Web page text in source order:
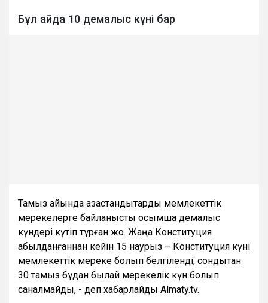
Бұл айда 10 демалыс күні бар
Тамыз айында қазақстандықтарды мемлекеттік
мерекелерге байланысты қосымша демалыс
күндері күтіп тұрған жоқ. Жаңа Конституция
қабылданғаннан кейін 15 наурыз – Конституция күні
мемлекеттік мереке болып белгіленді, сондықтан
30 тамыз бұдан былай мерекелік күн болып
саналмайды, - деп хабарлайды Almaty.tv.